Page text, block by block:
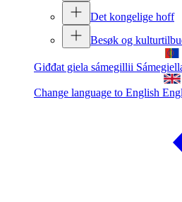
Det kongelige hoff
Besøk og
Giđđat giela sámegillii
Change language to English